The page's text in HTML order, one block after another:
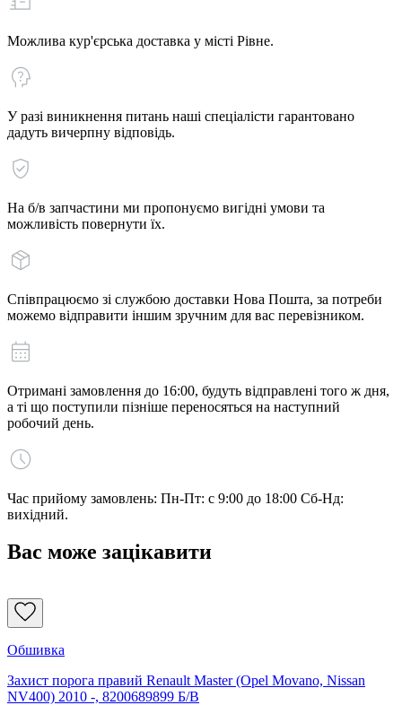
Можлива кур'єрська доставка у місті Рівне.
У разі виникнення питань наші спеціалісти гарантовано
дадуть вичерпну відповідь.
На б/в запчастини ми пропонуємо вигідні умови та
можливість повернути їх.
Співпрацюємо зі службою доставки Нова Пошта, за потреби
можемо відправити іншим зручним для вас перевізником.
Отримані замовлення до 16:00, будуть відправлені того ж дня,
а ті що поступили пізніше переносяться на наступний
робочий день.
Час прийому замовлень: Пн-Пт: с 9:00 до 18:00 Сб-Нд:
вихідний.
Вас може зацікавити
Обшивка
Захист порога правий Renault Master (Opel Movano, Nissan
NV400) 2010 -, 8200689899 Б/В